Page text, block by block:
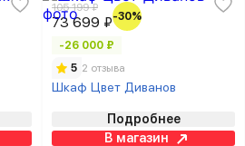
105 199 ₽
73 699 ₽-30%
-26 000 ₽
5 2 отзыва
Шкаф Цвет Диванов
Подробнее
В магазин